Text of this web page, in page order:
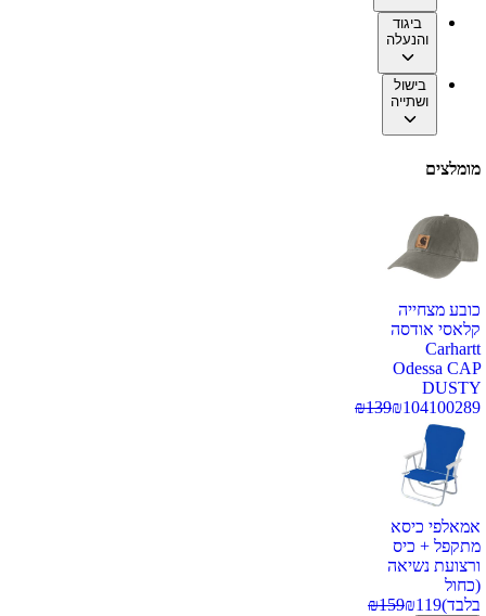
ביגוד
והנעלה
בישול
ושתייה
מומלצים
כובע מצחייה
קלאסי אודסה
Carhartt
Odessa CAP
DUSTY
100289
₪104
₪139
אמאלפי כיסא
מתקפל + כיס
ורצועת נשיאה
(כחול
בלבד)
₪119
₪159